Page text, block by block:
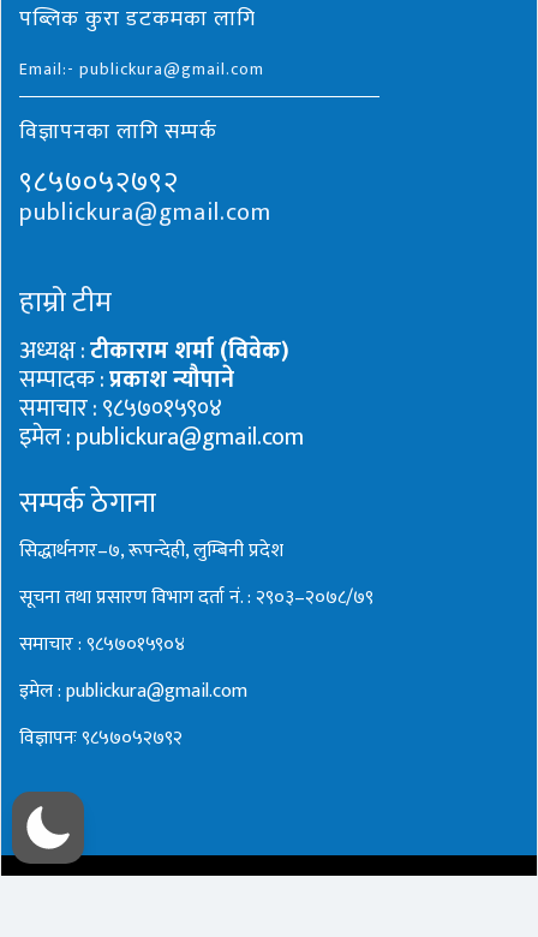
पब्लिक कुरा डटकमका लागि
Email:- publickura@gmail.com
विज्ञापनका लागि सम्पर्क
९८५७०५२७९२
publickura@gmail.com
हाम्रो टीम
अध्यक्ष :टीकाराम शर्मा (विवेक)
सम्पादक :प्रकाश न्यौपाने
समाचार : ९८५७०१५९०४
इमेल : publickura@gmail.com
सम्पर्क ठेगाना
सिद्धार्थनगर–७, रूपन्देही, लुम्बिनी प्रदेश
सूचना तथा प्रसारण विभाग दर्ता नं. : २९०३–२०७८/७९
समाचार : ९८५७०१५९०४
इमेल : publickura@gmail.com
विज्ञापनः ९८५७०५२७९२